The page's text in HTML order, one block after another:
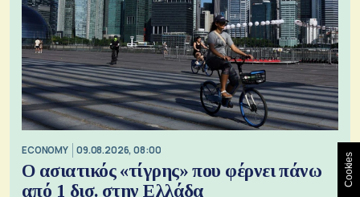
ECONOMY 09.08.2026, 08:00
Ο ασιατικός «τίγρης» που φέρνει πάνω
από 1 δισ. στην Ελλάδα
Cookies